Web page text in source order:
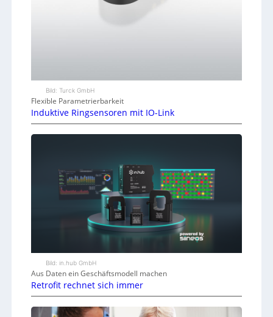
Bild: Turck GmbH
Flexible Parametrierbarkeit
Induktive Ringsensoren mit IO-Link
Bild: in.hub GmbH
Aus Daten ein Geschäftsmodell machen
Retrofit rechnet sich immer